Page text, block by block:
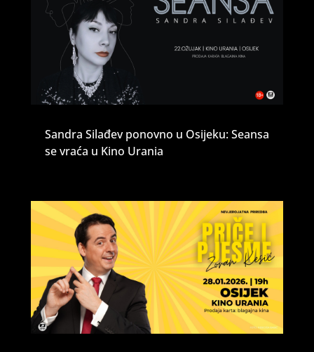
Sandra Silađev ponovno u Osijeku: Seansa
se vraća u Kino Urania